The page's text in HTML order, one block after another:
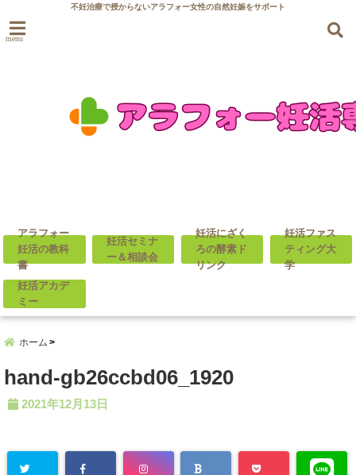
不妊治療で授からないアラフォー女性の自然妊娠をサポート
menu
アラフォー
妊活の教科
書
妊活セミナ
ー＆相談会
妊活にざく
ろの酵素ド
リンク
妊活ファス
ティング大
学
妊活アカデ
ミー
ホーム
hand-gb26ccbd06_1920
2021年12月13日